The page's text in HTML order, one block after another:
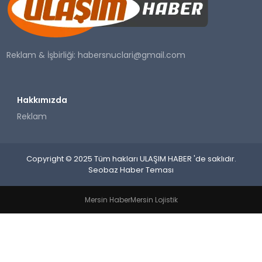
SAĞLIK
YAŞAM
Reklam & İşbirliği:habersnuclari@gmail.com
Hakkımızda
Reklam
Copyright © 2025 Tüm hakları ULAŞIM HABER 'de saklıdır.
Seobaz Haber Teması
Mersin HaberMersin Lojistik